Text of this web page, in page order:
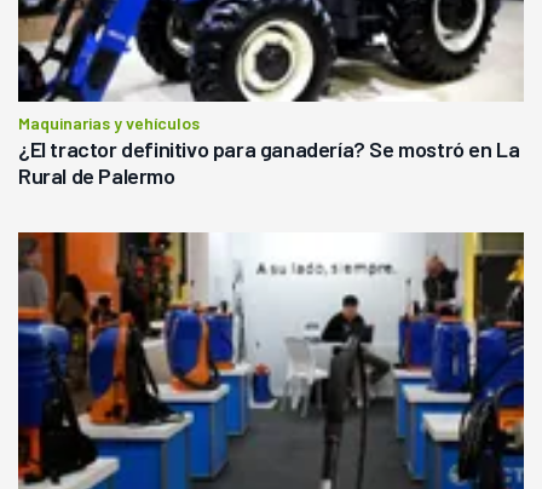
Maquinarias y vehículos
¿El tractor definitivo para ganadería? Se mostró en La
Rural de Palermo